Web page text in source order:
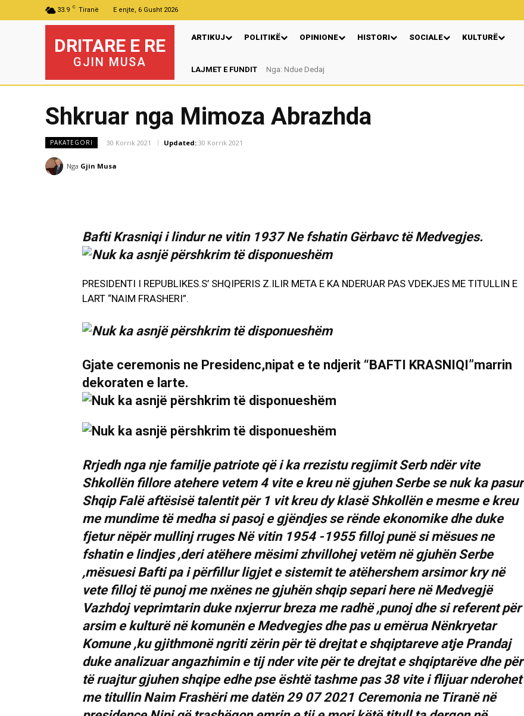
33.9 C Tiranë E enjte, 6 Gusht 2026
DRITARE E RE
GJIN MUSA
ARTIKUJ POLITIKË OPINIONE HISTORI SOCIALE KULTURË
LAJMET E FUNDIT Nga: Ndue Dedaj
Autore Katerina Tereziu Ligeja
Shkruar nga Mimoza Abrazhda
PAKATEGORI 30 Korrik 2021 Updated: 30 Korrik 2021
Nga Gjin Musa
Bafti Krasniqi i lindur ne vitin 1937 Ne fshatin Gërbavc të Medvegjes.
PRESIDENTI I REPUBLIKES.S’ SHQIPERIS Z.ILIR META E KA NDERUAR PAS VDEKJES ME TITULLIN E
LART “NAIM FRASHERI”.
Gjate ceremonis ne Presidenc,nipat e te ndjerit “BAFTI KRASNIQI”marrin
dekoraten e larte.
Rrjedh nga nje familje patriote që i ka rrezistu regjimit Serb ndër vite
Shkollën fillore atehere vetem 4 vite e kreu në gjuhen Serbe se nuk ka pasur
Shqip Falë aftësisë talentit për 1 vit kreu dy klasë Shkollën e mesme e kreu
me mundime të medha si pasoj e gjëndjes se rënde ekonomike dhe duke
fjetur nëpër mullinj rruges Në vitin 1954 -1955 filloj punë si mësues ne
fshatin e lindjes ,deri atëhere mësimi zhvillohej vetëm në gjuhën Serbe
,mësuesi Bafti pa i përfillur ligjet e sistemit te atëhershem arsimor kry në
vete filloj të punoj me nxënes ne gjuhën shqip separi here në Medvegjë
Vazhdoj veprimtarin duke nxjerrur breza me radhë ,punoj dhe si referent për
arsim e kulturë në komunën e Medvegjes dhe pas u emërua Nënkryetar
Komune ,ku gjithmonë ngriti zërin për të drejtat e shqiptareve atje Prandaj
duke analizuar angazhimin e tij nder vite për te drejtat e shqiptarëve dhe për
të ruajtur gjuhen shqipe edhe pse është tashme pas 38 vite i flijuar nderohet
me titullin Naim Frashëri me datën 29 07 2021 Ceremonia ne Tiranë në